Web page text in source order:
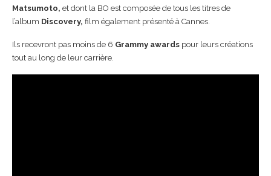
Matsumoto, et dont la BO est composée de tous les titres de
l’album Discovery, film également présenté à Cannes.
Ils recevront pas moins de 6 Grammy awards pour leurs créations
tout au long de leur carrière.